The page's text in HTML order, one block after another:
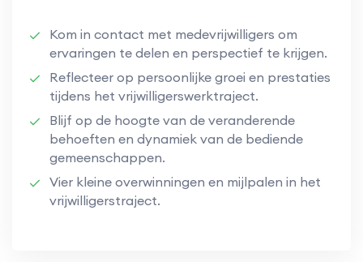
Kom in contact met medevrijwilligers om
ervaringen te delen en perspectief te krijgen.
Reflecteer op persoonlijke groei en prestaties
tijdens het vrijwilligerswerktraject.
Blijf op de hoogte van de veranderende
behoeften en dynamiek van de bediende
gemeenschappen.
Vier kleine overwinningen en mijlpalen in het
vrijwilligerstraject.